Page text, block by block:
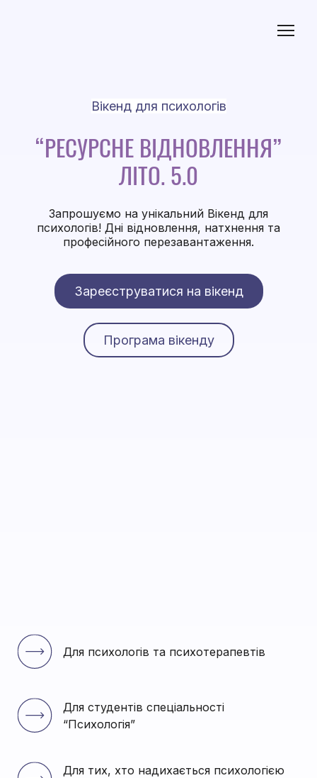
Вікенд для психологів
“РЕСУРСНЕ ВІДНОВЛЕННЯ”
ЛІТО. 5.0
Запрошуємо на унікальний Вікенд для
психологів! Дні відновлення, натхнення та
професійного перезавантаження.
Зареєструватися на вікенд
Програма вікенду
Для психологів та психотерапевтів
Для студентів спеціальності
“Психологія”
Для тих, хто надихається психологією